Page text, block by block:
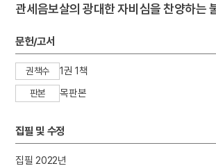
8 세조
10 지방교부세
1
금성대군
2 세종
5
관세음보살의 광대한 자비심을 찬양하는
문헌/고서
권책수 1권 1책
판본 목판본
집필 및 수정
집필 2022년